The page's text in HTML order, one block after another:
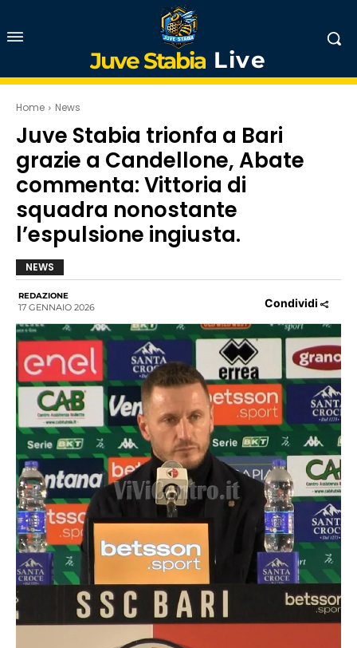
Juve Stabia Live
Home News
Juve Stabia trionfa a Bari
grazie a Candellone, Abate
commenta: Vittoria di
squadra nonostante
l’espulsione ingiusta.
NEWS
REDAZIONE
17 GENNAIO 2026 Condividi